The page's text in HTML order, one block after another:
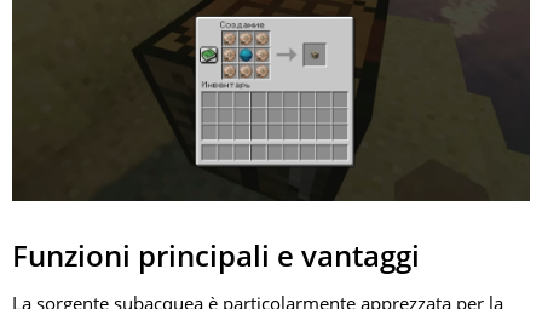
Funzioni principali e vantaggi
La sorgente subacquea è particolarmente apprezzata per la